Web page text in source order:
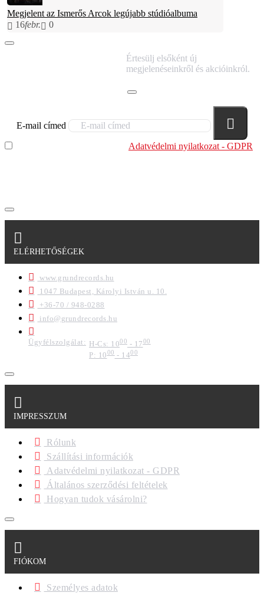
Megjelent az Ismerős Arcok legújabb stúdióalbuma
16febr. 0
Értesülj elsőként új
megjelenéseinkről és akcióinkról.
E-mail címed
Adatvédelmi nyilatkozat - GDPR
ELÉRHETŐSÉGEK
www.grundrecords.hu
1047 Budapest, Károlyi István u. 10.
+36-70 / 948-0288
info@grundrecords.hu
Ügyfélszolgálat: H-Cs: 1000 - 1700
P: 1000- 1400
IMPRESSZUM
Rólunk
Szállítási információk
Adatvédelmi nyilatkozat - GDPR
Általános szerződési feltételek
Hogyan tudok vásárolni?
FIÓKOM
Személyes adatok